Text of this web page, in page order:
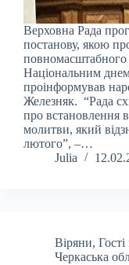
Верховна Рада
постанову, якою
повномасштабного
Національним
проінформував
Железняк. “Рада
про встановлення
молитви, який
лютого”, –…
Julia
Віряни, Гості
Черкаська